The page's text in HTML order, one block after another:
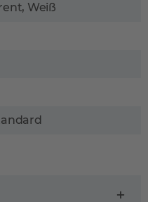
Weiß